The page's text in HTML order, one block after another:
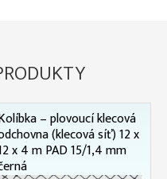
– plovoucí klecová
(klecová síť) 12 x
x 4 m PAD 15/1,4 mm